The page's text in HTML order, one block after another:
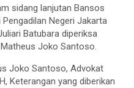
sidang lanjutan Bansos
Negeri Jakarta
Batubara diperiksa
Joko Santoso.
Joko Santoso, Advokat
Keterangan yang diberikan